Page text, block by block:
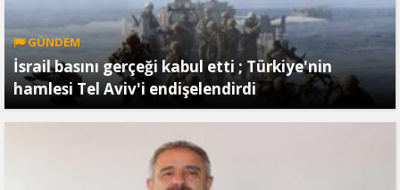
GÜNDEM
İsrail basını gerçeği kabul etti ; Türkiye'nin
hamlesi Tel Aviv'i endişelendirdi